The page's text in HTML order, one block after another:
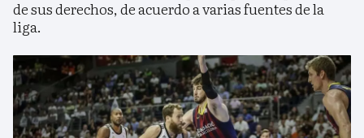
de sus derechos, de acuerdo a varias fuentes de la
liga.